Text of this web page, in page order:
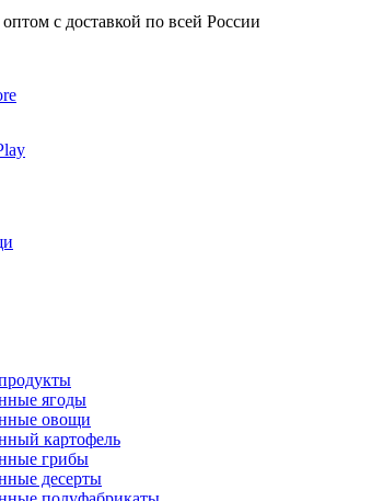
с доставкой по всей России
ягоды
овощи
картофель
грибы
десерты